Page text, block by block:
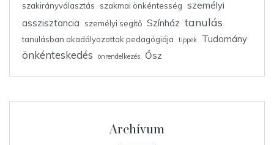
szakirányválasztás
szakmai önkéntesség személyi
asszisztancia
személyi segítő Színház tanulás
tanulásban akadályozottak pedagógiája tippek Tudomány
önkénteskedés önrendelkezés Ősz
Archívum